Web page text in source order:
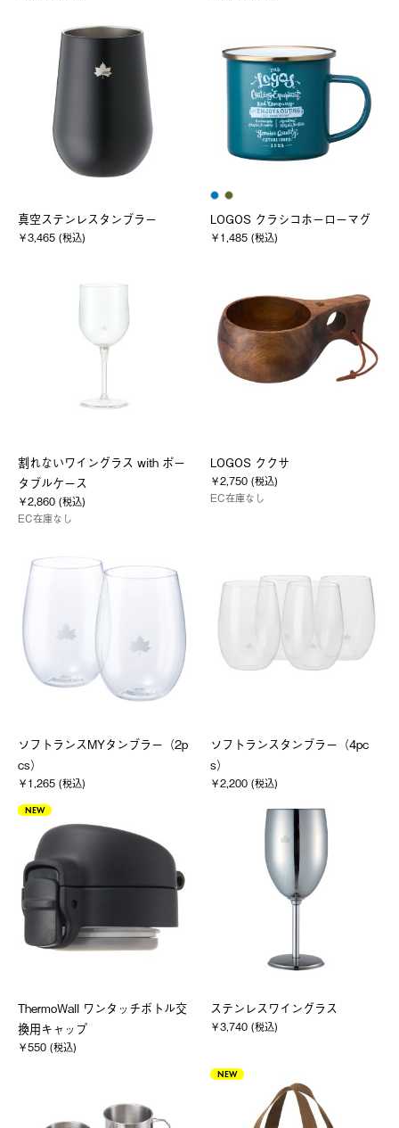
真空ステンレスタンブラー
￥3,465 (税込)
LOGOS クラシコホーローマグ
￥1,485 (税込)
割れないワイングラス with ポー
タブルケース
￥2,860 (税込)
EC在庫なし
LOGOS ククサ
￥2,750 (税込)
EC在庫なし
ソフトランスMYタンブラー（2p
cs）
￥1,265 (税込)
ソフトランスタンブラー（4pc
s）
￥2,200 (税込)
NEW
ThermoWall ワンタッチボトル交
換用キャップ
￥550 (税込)
ステンレスワイングラス
￥3,740 (税込)
NEW